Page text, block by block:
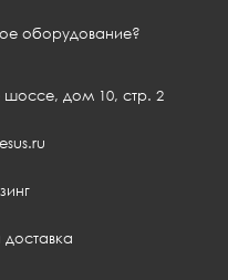
оборудование?
шоссе, дом 10, стр. 2